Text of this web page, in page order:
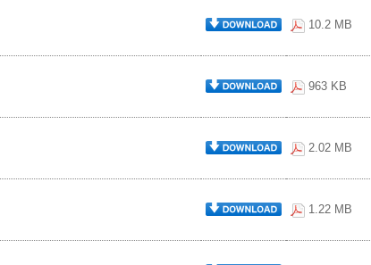
10.2 MB
963 KB
2.02 MB
1.22 MB